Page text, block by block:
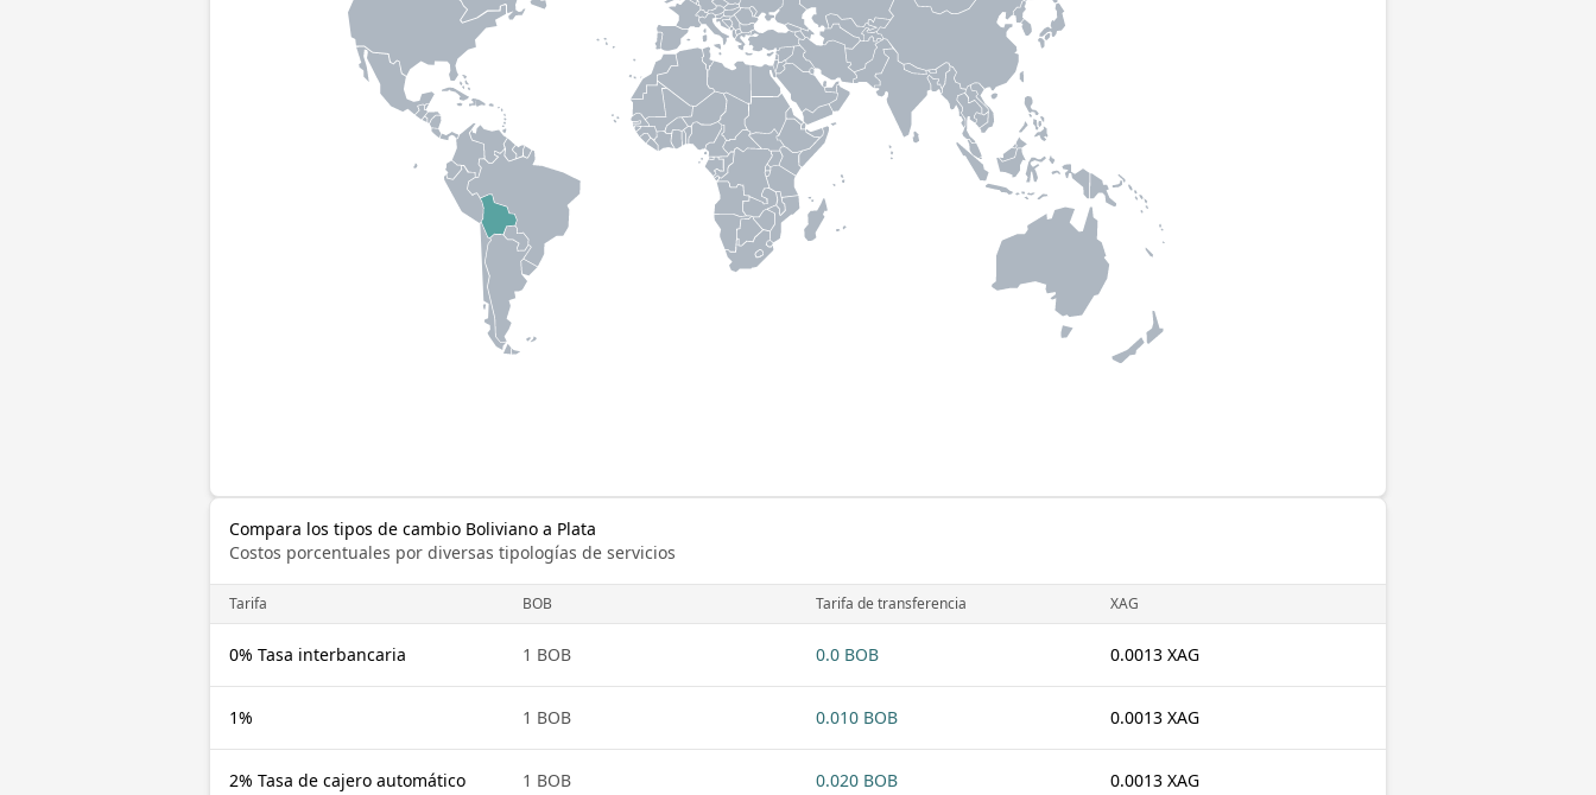
Compara los tipos de cambio Boliviano a Plata
Costos porcentuales por diversas tipologías de servicios
Tarifa BOB Tarifa de transferencia XAG
0% Tasa interbancaria 1 BOB 0.0 BOB 0.0013 XAG
1% 1 BOB 0.010 BOB 0.0013 XAG
2% Tasa de cajero automático 1 BOB 0.020 BOB 0.0013 XAG